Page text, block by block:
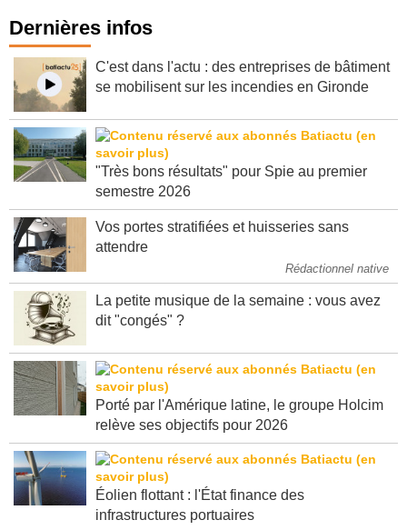
Dernières infos
C'est dans l'actu : des entreprises de bâtiment
se mobilisent sur les incendies en Gironde
"Très bons résultats" pour Spie au premier
semestre 2026
Vos portes stratifiées et huisseries sans
attendre
Rédactionnel native
La petite musique de la semaine : vous avez
dit "congés" ?
Porté par l'Amérique latine, le groupe Holcim
relève ses objectifs pour 2026
Éolien flottant : l'État finance des
infrastructures portuaires